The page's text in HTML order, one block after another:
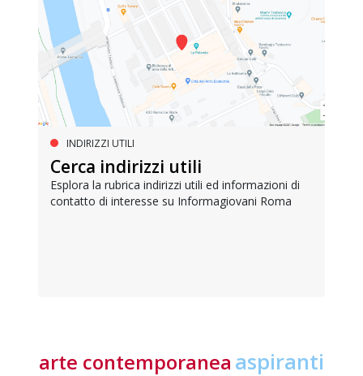
INDIRIZZI UTILI
Cerca indirizzi utili
Esplora la rubrica indirizzi utili ed informazioni di
contatto di interesse su Informagiovani Roma
arte contemporanea aspiranti